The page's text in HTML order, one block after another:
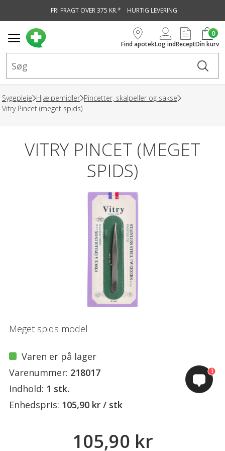
FRI FRAGT OVER 375 KR.* HURTIG LEVERING
Find apotekLog indRecept
0
Din kurv
Sygepleje Hjælpemidler Pincetter, skalpeller og sakse
Vitry Pincet (meget spids)
VITRY PINCET (MEGET
SPIDS)
Meget spids model
Varen er på lager
Varenummer: 218017
Indhold: 1 stk.
Enhedspris: 105,90 kr / stk
105,90 kr
1